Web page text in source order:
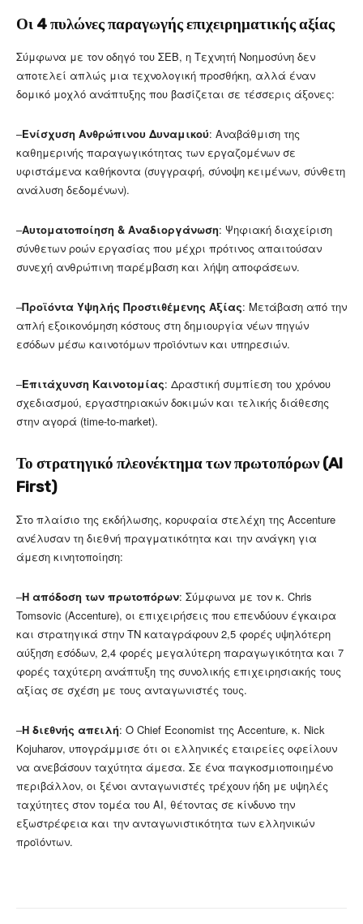
Οι 4 πυλώνες παραγωγής επιχειρηματικής αξίας
Σύμφωνα με τον οδηγό του ΣΕΒ, η Τεχνητή Νοημοσύνη δεν
αποτελεί απλώς μια τεχνολογική προσθήκη, αλλά έναν
δομικό μοχλό ανάπτυξης που βασίζεται σε τέσσερις άξονες:
–Ενίσχυση Ανθρώπινου Δυναμικού: Αναβάθμιση της
καθημερινής παραγωγικότητας των εργαζομένων σε
υφιστάμενα καθήκοντα (συγγραφή, σύνοψη κειμένων, σύνθετη
ανάλυση δεδομένων).
–Αυτοματοποίηση & Αναδιοργάνωση: Ψηφιακή διαχείριση
σύνθετων ροών εργασίας που μέχρι πρότινος απαιτούσαν
συνεχή ανθρώπινη παρέμβαση και λήψη αποφάσεων.
–Προϊόντα Υψηλής Προστιθέμενης Αξίας: Μετάβαση από την
απλή εξοικονόμηση κόστους στη δημιουργία νέων πηγών
εσόδων μέσω καινοτόμων προϊόντων και υπηρεσιών.
–Επιτάχυνση Καινοτομίας: Δραστική συμπίεση του χρόνου
σχεδιασμού, εργαστηριακών δοκιμών και τελικής διάθεσης
στην αγορά (time-to-market).
Το στρατηγικό πλεονέκτημα των πρωτοπόρων (AI
First)
Στο πλαίσιο της εκδήλωσης, κορυφαία στελέχη της Accenture
ανέλυσαν τη διεθνή πραγματικότητα και την ανάγκη για
άμεση κινητοποίηση:
–Η απόδοση των πρωτοπόρων: Σύμφωνα με τον κ. Chris
Tomsovic (Accenture), οι επιχειρήσεις που επενδύουν έγκαιρα
και στρατηγικά στην ΤΝ καταγράφουν 2,5 φορές υψηλότερη
αύξηση εσόδων, 2,4 φορές μεγαλύτερη παραγωγικότητα και 7
φορές ταχύτερη ανάπτυξη της συνολικής επιχειρησιακής τους
αξίας σε σχέση με τους ανταγωνιστές τους.
–Η διεθνής απειλή: Ο Chief Economist της Accenture, κ. Nick
Kojuharov, υπογράμμισε ότι οι ελληνικές εταιρείες οφείλουν
να ανεβάσουν ταχύτητα άμεσα. Σε ένα παγκοσμιοποιημένο
περιβάλλον, οι ξένοι ανταγωνιστές τρέχουν ήδη με υψηλές
ταχύτητες στον τομέα του AI, θέτοντας σε κίνδυνο την
εξωστρέφεια και την ανταγωνιστικότητα των ελληνικών
προϊόντων.